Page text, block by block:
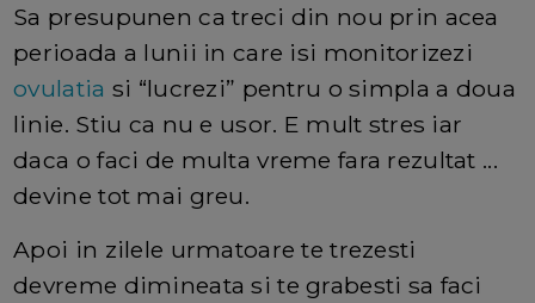
Sa presupunen ca treci din nou prin acea
perioada a lunii in care isi monitorizezi
ovulatia si “lucrezi” pentru o simpla a doua
linie. Stiu ca nu e usor. E mult stres iar
daca o faci de multa vreme fara rezultat ...
devine tot mai greu.
Apoi in zilele urmatoare te trezesti
devreme dimineata si te grabesti sa faci